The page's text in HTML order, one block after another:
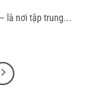
là nơi tập trung...